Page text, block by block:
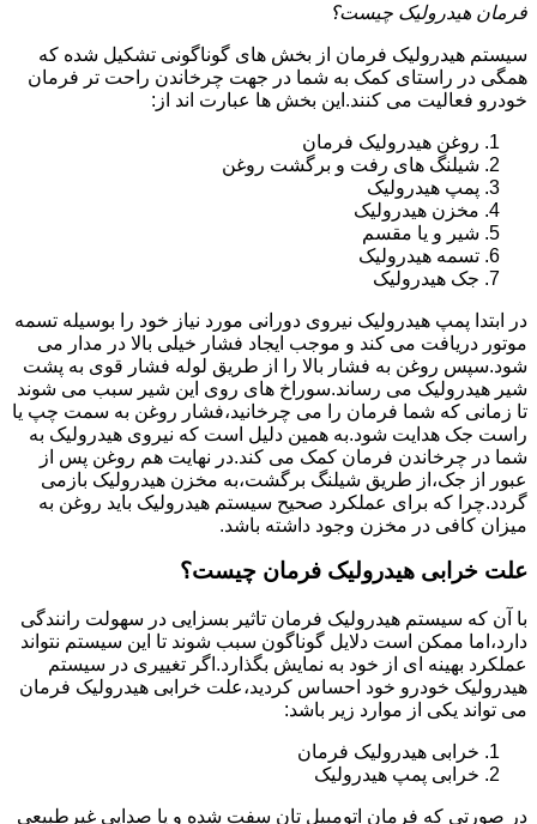
فرمان هیدرولیک چیست؟
سیستم هیدرولیک فرمان از بخش های گوناگونی تشکیل شده که
همگی در راستای کمک به شما در جهت چرخاندن راحت تر فرمان
خودرو فعالیت می کنند.این بخش ها عبارت اند از:
روغن هیدرولیک فرمان
شیلنگ های رفت و برگشت روغن
پمپ هیدرولیک
مخزن هیدرولیک
شیر و یا مقسم
تسمه هیدرولیک
جک هیدرولیک
در ابتدا پمپ هیدرولیک نیروی دورانی مورد نیاز خود را بوسیله تسمه
موتور دریافت می کند و موجب ایجاد فشار خیلی بالا در مدار می
شود.سپس روغن به فشار بالا را از طریق لوله فشار قوی به پشت
شیر هیدرولیک می رساند.سوراخ های روی این شیر سبب می شوند
تا زمانی که شما فرمان را می چرخانید،فشار روغن به سمت چپ یا
راست جک هدایت شود.به همین دلیل است که نیروی هیدرولیک به
شما در چرخاندن فرمان کمک می کند.در نهایت هم روغن پس از
عبور از جک،از طریق شیلنگ برگشت،به مخزن هیدرولیک بازمی
گردد.چرا که برای عملکرد صحیح سیستم هیدرولیک باید روغن به
میزان کافی در مخزن وجود داشته باشد.
علت خرابی هیدرولیک فرمان چیست؟
با آن که سیستم هیدرولیک فرمان تاثیر بسزایی در سهولت رانندگی
دارد،اما ممکن است دلایل گوناگون سبب شوند تا این سیستم نتواند
عملکرد بهینه ای از خود به نمایش بگذارد.اگر تغییری در سیستم
هیدرولیک خودرو خود احساس کردید،علت خرابی هیدرولیک فرمان
می تواند یکی از موارد زیر باشد:
خرابی هیدرولیک فرمان
خرابی پمپ هیدرولیک
در صورتی که فرمان اتومبیل تان سفت شده و یا صدایی غیرطبیعی